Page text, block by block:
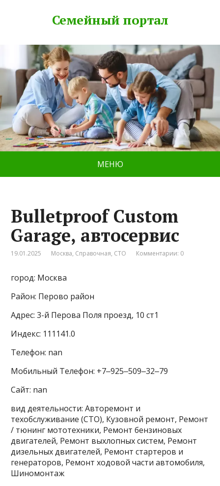
Семейный портал
МЕНЮ
Bulletproof Custom
Garage, автосервис
19.01.2025 Москва, Справочная, СТО Комментарии: 0
город: Москва
Район: Перово район
Адрес: 3-й Перова Поля проезд, 10 ст1
Индекс: 111141.0
Телефон: nan
Мобильный Телефон: +7‒925‒509‒32‒79
Сайт: nan
вид деятельности: Авторемонт и
техобслуживание (СТО), Кузовной ремонт, Ремонт
/ тюнинг мототехники, Ремонт бензиновых
двигателей, Ремонт выхлопных систем, Ремонт
дизельных двигателей, Ремонт стартеров и
генераторов, Ремонт ходовой части автомобиля,
Шиномонтаж